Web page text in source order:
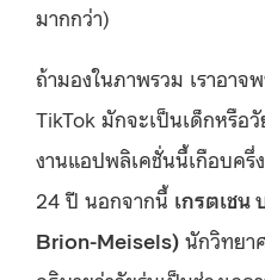
มากกว่า)
ถ้ามองในภาพรวม เราอา
TikTok มักจะเป็นเด็กหรือ
งานแอปพลิเคชั่นนี้เกือบค
24 ปี นอกจากนี้ เกรตเชน
Brion-Meisels) นักวิทยา